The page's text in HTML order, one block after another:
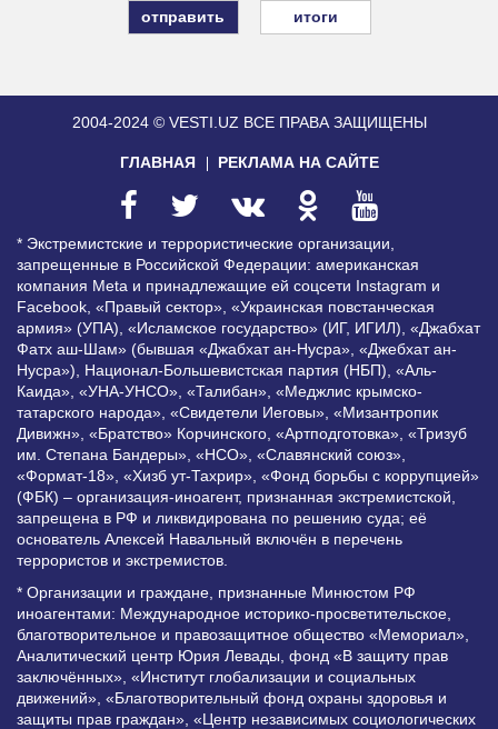
итоги
2004-2024 © VESTI.UZ ВСЕ ПРАВА ЗАЩИЩЕНЫ
ГЛАВНАЯ РЕКЛАМА НА САЙТЕ
* Экстремистские и террористические организации,
запрещенные в Российской Федерации: американская
компания Meta и принадлежащие ей соцсети Instagram и
Facebook, «Правый сектор», «Украинская повстанческая
армия» (УПА), «Исламское государство» (ИГ, ИГИЛ), «Джабхат
Фатх аш-Шам» (бывшая «Джабхат ан-Нусра», «Джебхат ан-
Нусра»), Национал-Большевистская партия (НБП), «Аль-
Каида», «УНА-УНСО», «Талибан», «Меджлис крымско-
татарского народа», «Свидетели Иеговы», «Мизантропик
Дивижн», «Братство» Корчинского, «Артподготовка», «Тризуб
им. Степана Бандеры», «НСО», «Славянский союз»,
«Формат-18», «Хизб ут-Тахрир», «Фонд борьбы с коррупцией»
(ФБК) – организация-иноагент, признанная экстремистской,
запрещена в РФ и ликвидирована по решению суда; её
основатель Алексей Навальный включён в перечень
террористов и экстремистов.
* Организации и граждане, признанные Минюстом РФ
иноагентами: Международное историко-просветительское,
благотворительное и правозащитное общество «Мемориал»,
Аналитический центр Юрия Левады, фонд «В защиту прав
заключённых», «Институт глобализации и социальных
движений», «Благотворительный фонд охраны здоровья и
защиты прав граждан», «Центр независимых социологических